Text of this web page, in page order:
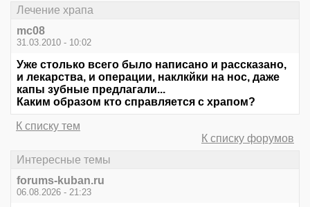
Лечение храпа
mc08
31.03.2010 - 10:02
Уже столько всего было написано и рассказано,
и лекарства, и операции, наклкйки на нос, даже
капы зубные предлагали...
Каким образом кто справляется с храпом?
К списку тем
К списку форумов
Интересные темы
forums-kuban.ru
06.08.2026 - 21:23